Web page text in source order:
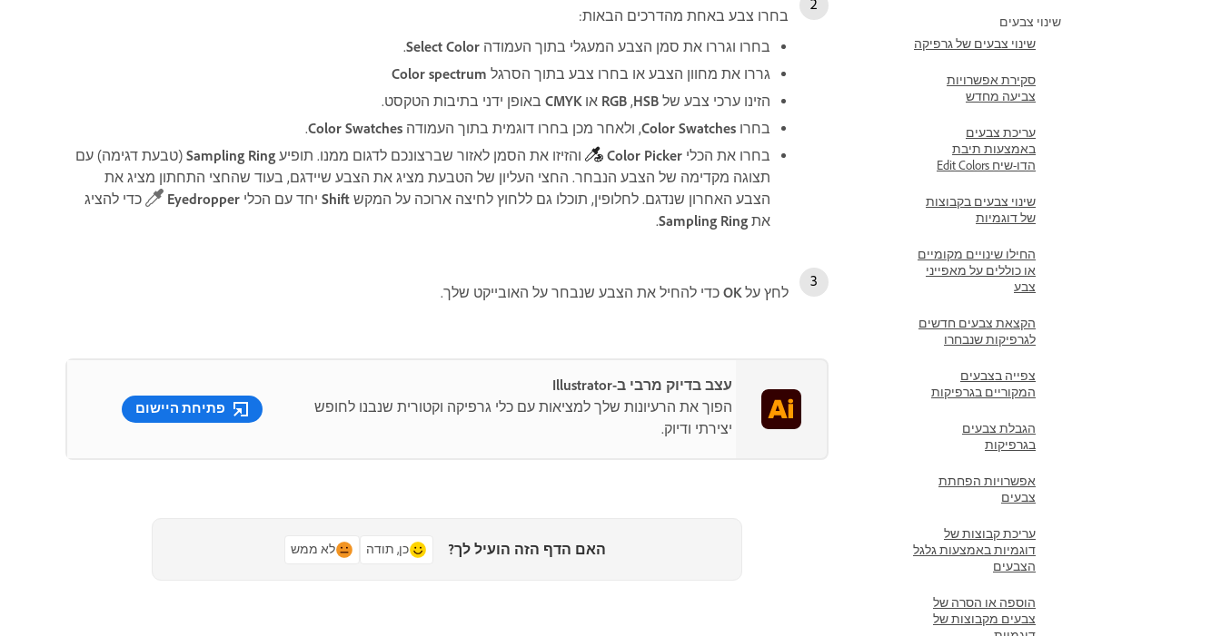
שינוי צבעים
שינוי צבעים של גרפיקה
סקירת אפשרויות
צביעה מחדש
עריכת צבעים
באמצעות תיבת
הדו-שיח Edit Colors
שינוי צבעים בקבוצות
של דוגמיות
החילו שינויים מקומיים
או כוללים על מאפייני
צבע
הקצאת צבעים חדשים
לגרפיקות שנבחרו
צפייה בצבעים
המקוריים בגרפיקות
הגבלת צבעים
בגרפיקות
אפשרויות הפחתת
צבעים
עריכת קבוצות של
דוגמיות באמצעות גלגל
הצבעים
הוספה או הסרה של
צבעים מקבוצות של
בחרו צבע באחת מהדרכים הבאות:
בחרו וגררו את סמן הצבע המעגלי בתוך העמודה
Select Color
.
גררו את מחוון הצבע או בחרו צבע בתוך הסרגל
Color spectrum
הזינו ערכי צבע של HSB
‏,
RGB אוCMYK באופן ידני בתיבות הטקסט.
בחרו
Color Swatches , ולאחר מכן בחרו דוגמית בתוך העמודה Color Swatches
.
בחרו את הכלי
Color Picker והזיזו את הסמן לאזור שברצונכם לדגום ממנו. תופיע Sampling Ring
(טבעת דגימה) עם
תצוגה מקדימה של הצבע הנבחר. החצי העליון של הטבעת מציג את הצבע שיידגם, בעוד שהחצי התחתון מציג את
הצבע האחרון שנדגם. לחלופין, תוכלו גם ללחוץ לחיצה ארוכה על המקש Shift יחד עם הכלי Eyedropper
כדי להציג
את
Sampling Ring
.
לחץ עלOK כדי להחיל את הצבע שנבחר על האובייקט שלך.
עצב בדיוק מרבי ב-Illustrator
הפוך את הרעיונות שלך למציאות עם כלי גרפיקה וקטורית שנבנו לחופש
יצירתי ודיוק.
פתיחת היישום
האם הדף הזה הועיל לך? כן, תודה לא ממש